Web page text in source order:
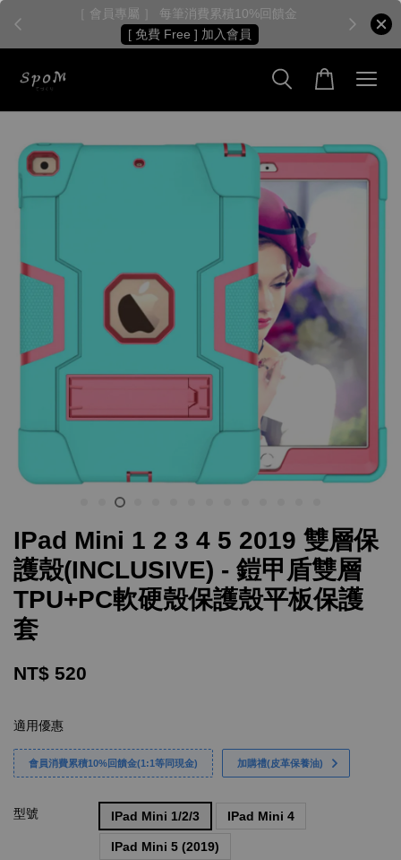
［ 會員專屬 ］ 每筆消費累積10%回饋金
[ 免費 Free ] 加入會員
IPad Mini 1 2 3 4 5 2019 雙層保
護殼(INCLUSIVE) - 鎧甲盾雙層
TPU+PC軟硬殼保護殼平板保護
套
NT$ 520
適用優惠
會員消費累積10%回饋金(1:1等同現金) 加購禮(皮革保養油)
型號 IPad Mini 1/2/3 IPad Mini 4
IPad Mini 5 (2019)